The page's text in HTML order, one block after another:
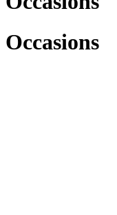
Occasions